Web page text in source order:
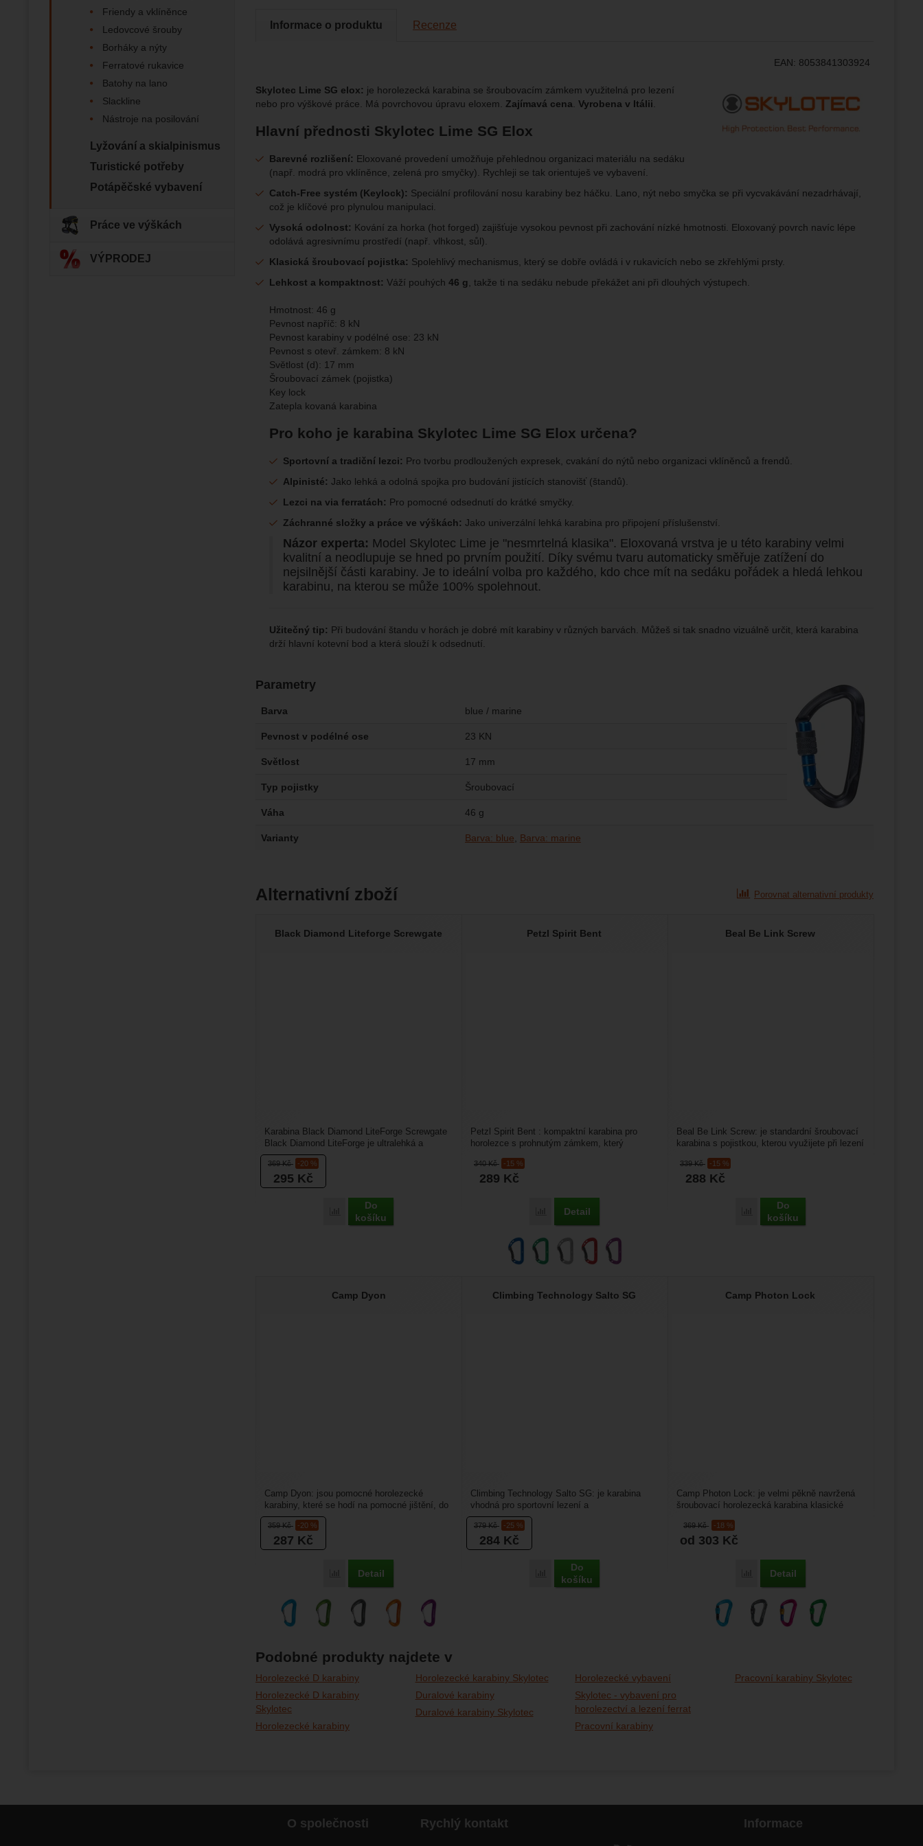
nám zobrazit služby jako je chat a podobně.
Analytické
Povoleno
Data získaná pomocí těchto cookies zpracováváme souhrnně a anonymně, takže
nejsme schopni identifikovat konkrétní uživatele našeho webu.
Marketingové
Marketingové- abychom vás neobtěžovali nevhodnou reklamou.
Povoleno
vhodné obsahy nebo reklamy jak na našich stránkách, tak na stránkách třetích stran.
Informace o produktu Recenze
EAN: 8053841303924
Skylotec Lime SG elox: je horolezecká karabina se šroubovacím zámkem využitelná pro lezení
nebo pro výškové práce. Má povrchovou úpravu eloxem. Zajímavá cena Vyrobena v Itálii
Hlavní přednosti Skylotec Lime SG Elox
Barevné rozlišení: Eloxované provedení umožňuje přehlednou organizaci materiálu na sedáku
(např. modrá pro vklíněnce, zelená pro smyčky). Rychleji se tak orientuješ ve vybavení.
Catch-Free systém (Keylock): Speciální profilování nosu karabiny bez háčku. Lano, nýt nebo smyčka se při vycvakávání nezadrhávají,
což je klíčové pro plynulou manipulaci.
Vysoká odolnost: Kování za horka (hot forged) zajišťuje vysokou pevnost při zachování nízké hmotnosti. Eloxovaný povrch navíc lépe
odolává agresivnímu prostředí (např. vlhkost, sůl).
Klasická šroubovací pojistka: Spolehlivý mechanismus, který se dobře ovládá i v rukavicích nebo se zkřehlými prsty.
Lehkost a kompaktnost: Váží pouhých 46 g , takže ti na sedáku nebude překážet ani při dlouhých výstupech.
Hmotnost: 46 g
Pevnost napříč: 8 kN
Pevnost karabiny v podélné ose: 23 kN
Pevnost s otevř. zámkem: 8 kN
Světlost (d): 17 mm
Šroubovací zámek (pojistka)
Key lock
Zatepla kovaná karabina
Pro koho je karabina Skylotec Lime SG Elox určena?
Sportovní a tradiční lezci: Pro tvorbu prodloužených expresek, cvakání do nýtů nebo organizaci vklíněnců a frendů.
Alpinisté: Jako lehká a odolná spojka pro budování jistících stanovišť (štandů).
Lezci na via ferratách: Pro pomocné odsednutí do krátké smyčky.
Záchranné složky a práce ve výškách: Jako univerzální lehká karabina pro připojení příslušenství.
Názor experta: Model Skylotec Lime je "nesmrtelná klasika". Eloxovaná vrstva je u této karabiny velmi
kvalitní a neodlupuje se hned po prvním použití. Díky svému tvaru automaticky směřuje zatížení do
nejsilnější části karabiny. Je to ideální volba pro každého, kdo chce mít na sedáku pořádek a hledá lehkou
karabinu, na kterou se může 100% spolehnout.
Užitečný tip: Při budování štandu v horách je dobré mít karabiny v různých barvách. Můžeš si tak snadno vizuálně určit, která karabina
drží hlavní kotevní bod a která slouží k odsednutí.
Parametry
Barva blue / marine
Pevnost v podélné ose 23 KN
Světlost 17 mm
Typ pojistky Šroubovací
Váha 46 g
Varianty Barva: blue Barva: marine
Alternativní zboží Porovnat alternativní produkty
Black Diamond Liteforge Screwgate
369Kč -20 %
295 Kč
Porovnat
Do
košíku
Karabina Black Diamond LiteForge Screwgate
Black Diamond LiteForge je ultralehká a
kompaktní karabina...
Petzl Spirit Bent
340Kč -15 %
289 Kč
Porovnat
Detail
Petzl Spirit Bent : kompaktní karabina pro
horolezce s prohnutým zámkem, který
Beal Be Link Screw
339Kč -15 %
288 Kč
Porovnat
Do
košíku
Beal Be Link Screw: je standardní šroubovací
karabina s pojistkou, kterou využijete při lezení
Camp Dyon
359Kč -20 %
287 Kč
Porovnat
Detail
Camp Dyon: jsou pomocné horolezecké
karabiny, které se hodí na pomocné jištění, do
smyček, vklíněnců...
Climbing Technology Salto SG
379Kč -25 %
284 Kč
Porovnat
Do
košíku
Climbing Technology Salto SG: je karabina
vhodná pro sportovní lezení a
horolezectví.Hodí se pro využití...
Camp Photon Lock
369Kč -18 %
od 303 Kč
Porovnat
Detail
Camp Photon Lock: je velmi pěkně navržená
šroubovací horolezecká karabina klasické
Podobné produkty najdete v
Horolezecké D karabiny
Horolezecké D karabiny
Skylotec
Horolezecké karabiny
Horolezecké karabiny Skylotec
Duralové karabiny
Duralové karabiny Skylotec
Horolezecké vybavení
Skylotec - vybavení pro
horolezectví a lezení ferrat
Pracovní karabiny
Pracovní karabiny Skylotec
Friendy a vklíněnce
Ledovcové šrouby
Borháky a nýty
Ferratové rukavice
Batohy na lano
Slackline
Nástroje na posilování
Lyžování a skialpinismus
Turistické potřeby
Potápěčské vybavení
Práce ve výškách
VÝPRODEJ
O společnosti Rychlý kontakt Informace